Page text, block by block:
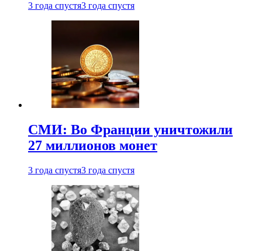
3 года спустя3 года спустя
СМИ: Во Франции уничтожили
27 миллионов монет
3 года спустя3 года спустя